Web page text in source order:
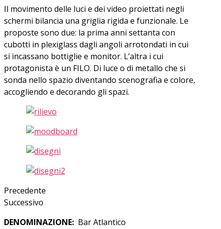
Il movimento delle luci e dei video proiettati negli
schermi bilancia una griglia rigida e funzionale. Le
proposte sono due: la prima anni settanta con
cubotti in plexiglass dagli angoli arrotondati in cui
si incassano bottiglie e monitor. L’altra i cui
protagonista è un FILO. Di luce o di metallo che si
sonda nello spazio diventando scenografia e colore,
accogliendo e decorando gli spazi.
Precedente
Successivo
DENOMINAZIONE: Bar Atlantico